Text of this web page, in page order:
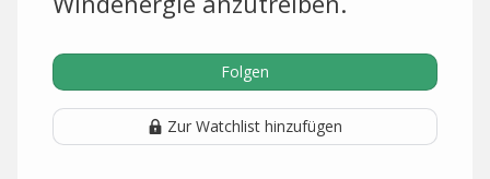
Folgen
Zur Watchlist hinzufügen